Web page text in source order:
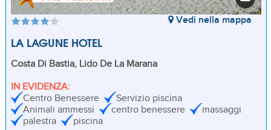
LA LAGUNE HOTEL
Vedi nella mappa
Costa Di Bastia, Lido De La Marana
IN EVIDENZA:
Centro Benessere
Servizio piscina
Animali ammessi
centro benessere
massaggi
palestra
piscina